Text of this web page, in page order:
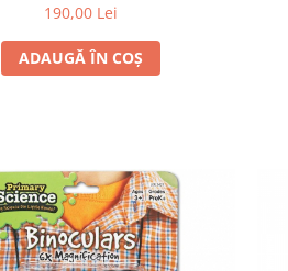
190,00 Lei
ADAUGĂ ÎN COȘ